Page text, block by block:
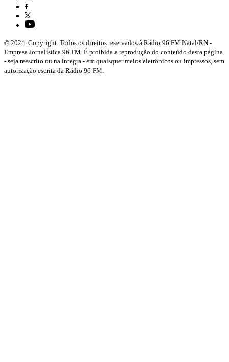
© 2024. Copyright. Todos os direitos reservados à Rádio 96 FM Natal/RN -
Empresa Jornalística 96 FM. É proibida a reprodução do conteúdo desta página
- seja reescrito ou na íntegra - em quaisquer meios eletrônicos ou impressos, sem
autorização escrita da Rádio 96 FM.